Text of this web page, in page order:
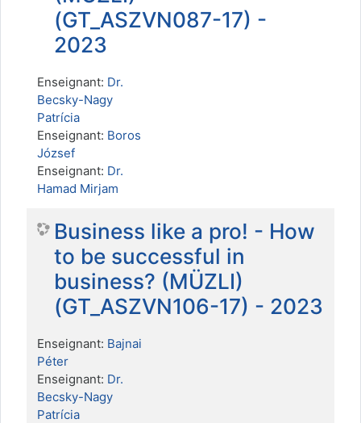
(GT_ASZVN087-17) -
2023
Enseignant: Dr.
Becsky-Nagy
Patrícia
Enseignant: Boros
József
Enseignant: Dr.
Hamad Mirjam
Business like a pro! - How
to be successful in
business? (MÜZLI)
(GT_ASZVN106-17) - 2023
Enseignant: Bajnai
Péter
Enseignant: Dr.
Becsky-Nagy
Patrícia